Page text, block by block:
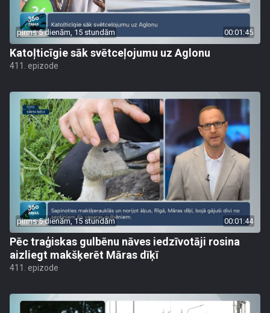
pirms 5 dienām, 15 stundām 00:01:45
Katoļticīgie sāk svētceļojumu uz Aglonu
411. epizode
pirms 5 dienām, 15 stundām 00:01:44
Pēc traģiskas gulbēnu nāves iedzīvotāji rosina
aizliegt makšķerēt Māras dīķī
411. epizode